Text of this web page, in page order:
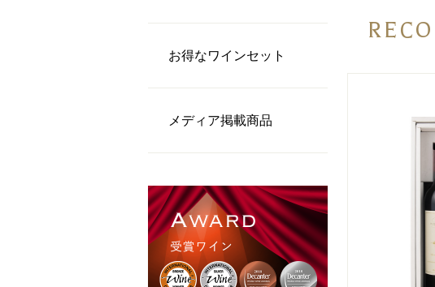
お得なワインセット
メディア掲載商品